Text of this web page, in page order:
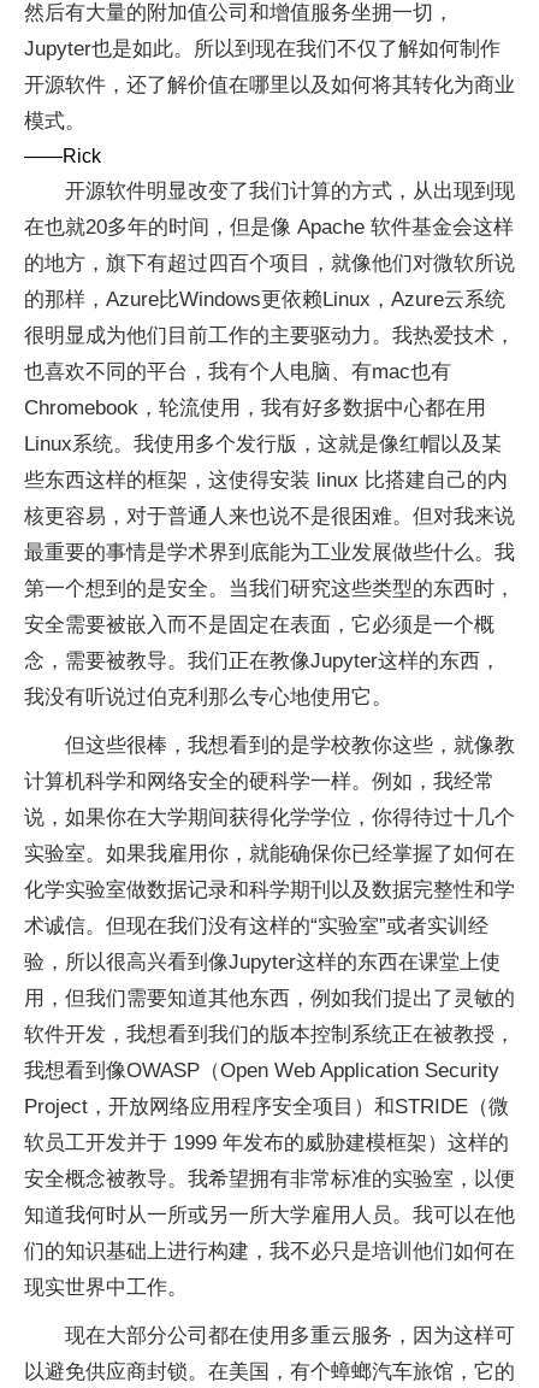
然后有大量的附加值公司和增值服务坐拥一切，
Jupyter也是如此。所以到现在我们不仅了解如何制作
开源软件，还了解价值在哪里以及如何将其转化为商业
模式。
——Rick
开源软件明显改变了我们计算的方式，从出现到现
在也就20多年的时间，但是像 Apache 软件基金会这样
的地方，旗下有超过四百个项目，就像他们对微软所说
的那样，Azure比Windows更依赖Linux，Azure云系统
很明显成为他们目前工作的主要驱动力。我热爱技术，
也喜欢不同的平台，我有个人电脑、有mac也有
Chromebook，轮流使用，我有好多数据中心都在用
Linux系统。我使用多个发行版，这就是像红帽以及某
些东西这样的框架，这使得安装 linux 比搭建自己的内
核更容易，对于普通人来也说不是很困难。但对我来说
最重要的事情是学术界到底能为工业发展做些什么。我
第一个想到的是安全。当我们研究这些类型的东西时，
安全需要被嵌入而不是固定在表面，它必须是一个概
念，需要被教导。我们正在教像Jupyter这样的东西，
我没有听说过伯克利那么专心地使用它。
但这些很棒，我想看到的是学校教你这些，就像教
计算机科学和网络安全的硬科学一样。例如，我经常
说，如果你在大学期间获得化学学位，你得待过十几个
实验室。如果我雇用你，就能确保你已经掌握了如何在
化学实验室做数据记录和科学期刊以及数据完整性和学
术诚信。但现在我们没有这样的“实验室”或者实训经
验，所以很高兴看到像Jupyter这样的东西在课堂上使
用，但我们需要知道其他东西，例如我们提出了灵敏的
软件开发，我想看到我们的版本控制系统正在被教授，
我想看到像OWASP（Open Web Application Security
Project，开放网络应用程序安全项目）和STRIDE（微
软员工开发并于 1999 年发布的威胁建模框架）这样的
安全概念被教导。我希望拥有非常标准的实验室，以便
知道我何时从一所或另一所大学雇用人员。我可以在他
们的知识基础上进行构建，我不必只是培训他们如何在
现实世界中工作。
现在大部分公司都在使用多重云服务，因为这样可
以避免供应商封锁。在美国，有个蟑螂汽车旅馆，它的